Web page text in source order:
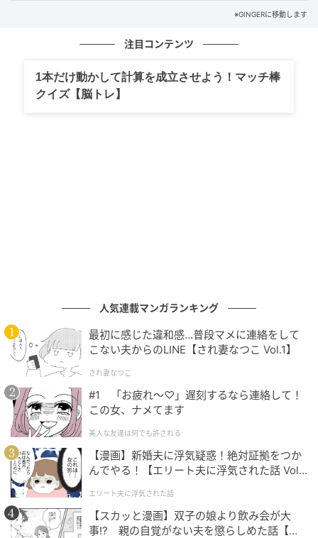
TEXT=GINGER編集部
元記事で読む
※GINGERに移動します
注目コンテンツ
1本だけ動かして計算を成立させよう！マッチ棒
クイズ【脳トレ】
人気連載マンガランキング
最初に感じた違和感…普段マメに連絡をして
こない夫からのLINE【され妻なつこ Vol.1】
され妻なつこ
#1 「お疲れ〜♡」遅刻するなら連絡して！
この女、ナメてます
美人な友達は何でも許される
【漫画】新婚夫に浮気疑惑！絶対証拠をつか
んでやる！【エリート夫に浮気された話 Vol.
エリート夫に浮気された話
【スカッと漫画】双子の娘より飲み会が大
事!? 親の自覚がない夫を懲らしめた話【第1